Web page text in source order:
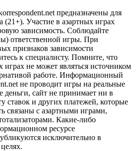
предназначены для
(21+). Участие в азартных играх
зависимость. Соблюдайте
ответственной игры. При
признаков зависимости
к специалисту. Помните, что
играх не может являться источником
работе. Информационный
не проводит игры на реальные
деньги, сайт не принимает ни в
ставок и других платежей, которые
связаны с азартными играми,
Какие-либо
ресурсе
исключительно в